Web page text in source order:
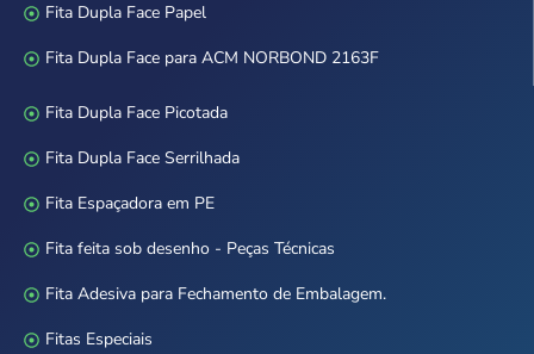
Fita Dupla Face Papel
Fita Dupla Face para ACM NORBOND 2163F
Fita Dupla Face Picotada
Fita Dupla Face Serrilhada
Fita Espaçadora em PE
Fita feita sob desenho - Peças Técnicas
Fita Adesiva para Fechamento de Embalagem.
Fitas Especiais